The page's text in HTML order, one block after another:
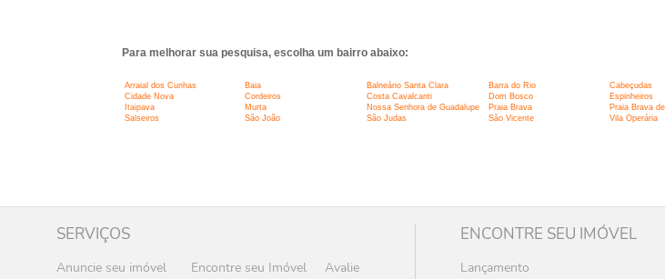
Para melhorar sua pesquisa, escolha um bairro abaixo:
Arraial dos Cunhas Baia Balneário Santa Clara Barra do Rio Cabeçudas
Cidade Nova
Cordeiros Costa Cavalcanti Dom Bosco Espinheiros
Itaipava
Murta Nossa Senhora de Guadalupe Praia Brava Praia Brava
Salseiros
São João São Judas São Vicente Vila Operária
SERVIÇOS
Anuncie seu imóvel Encontre seu Imóvel Avalie
ENCONTRE SEU IMÓVEL
Lançamento